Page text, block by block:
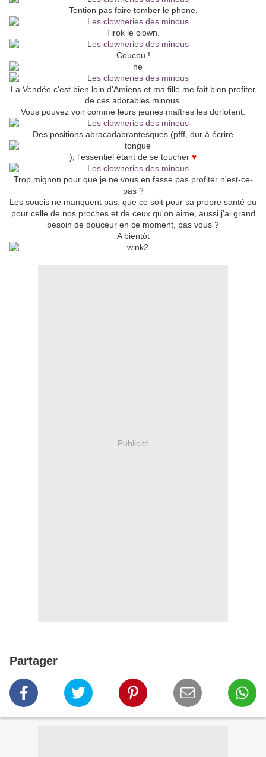
Tention pas faire tomber le phone.
Tirok le clown.
Coucou !
La Vendée c'est bien loin d'Amiens et ma fille me fait bien profiter
de ces adorables minous.
Vous pouvez voir comme leurs jeunes maîtres les dorlotent.
Des positions abracadabrantesques (pfff, dur à écrire
), l'essentiel étant de se toucher ♥
Trop mignon pour que je ne vous en fasse pas profiter n'est-ce-
pas ?
Les soucis ne manquent pas, que ce soit pour sa propre santé ou
pour celle de nos proches et de ceux qu'on aime, aussi j'ai grand
besoin de douceur en ce moment, pas vous ?
A bientôt
Publicité
Partager